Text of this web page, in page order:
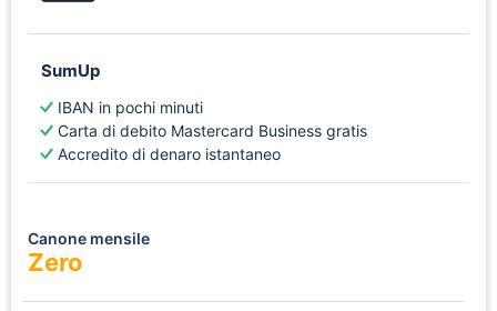
SumUp
IBAN in pochi minuti
Carta di debito Mastercard Business gratis
Accredito di denaro istantaneo
Canone mensile
Zero